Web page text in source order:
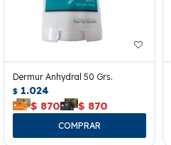
Dermur Anhydral 50 Grs.
$ 1.024
$ 870 $ 870